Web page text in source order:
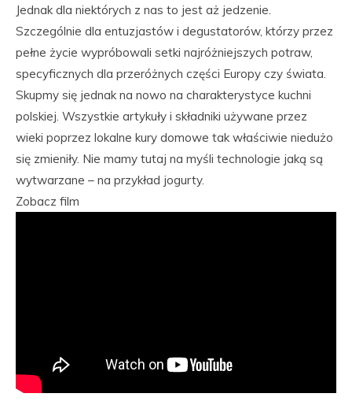
Jednak dla niektórych z nas to jest aż jedzenie.
Szczególnie dla entuzjastów i degustatorów, którzy przez
pełne życie wypróbowali setki najróżniejszych potraw,
specyficznych dla przeróżnych części Europy czy świata.
Skupmy się jednak na nowo na charakterystyce kuchni
polskiej. Wszystkie artykuły i składniki używane przez
wieki poprzez lokalne kury domowe tak właściwie niedużo
się zmieniły. Nie mamy tutaj na myśli technologie jaką są
wytwarzane – na przykład jogurty.
Zobacz film